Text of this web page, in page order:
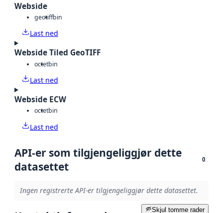
Webside
geotiffbin
Last ned
Webside Tiled GeoTIFF
octetbin
Last ned
Webside ECW
octetbin
Last ned
API-er som tilgjengeliggjør dette
datasettet
0
Ingen registrerte API-er tilgjengeliggjør dette datasettet.
Skjul tomme rader